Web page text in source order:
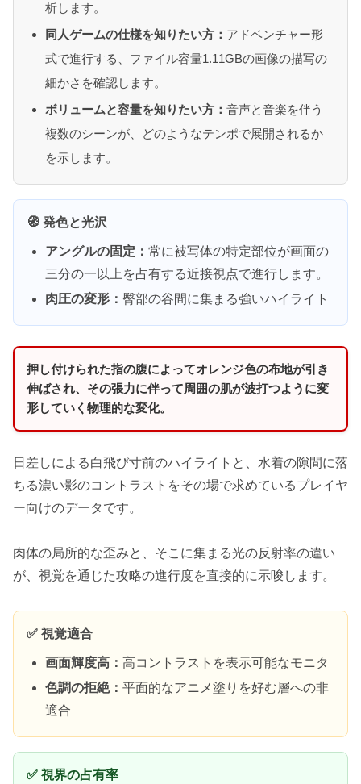
析します。
同人ゲームの仕様を知りたい方： アドベンチャー形
式で進行する、ファイル容量1.11GBの画像の描写の
細かさを確認します。
ボリュームと容量を知りたい方：音声と音楽を伴う
複数のシーンが、どのようなテンポで展開されるか
を示します。
🧭 発色と光沢
アングルの固定：常に被写体の特定部位が画面の
三分の一以上を占有する近接視点で進行します。
肉圧の変形：臀部の谷間に集まる強いハイライト
押し付けられた指の腹によってオレンジ色の布地が引き
伸ばされ、その張力に伴って周囲の肌が波打つように変
形していく物理的な変化。
日差しによる白飛び寸前のハイライトと、水着の隙間に落
ちる濃い影のコントラストをその場で求めているプレイヤ
ー向けのデータです。
肉体の局所的な歪みと、そこに集まる光の反射率の違い
が、視覚を通じた攻略の進行度を直接的に示唆します。
✅ 視覚適合
画面輝度高：高コントラストを表示可能なモニタ
色調の拒絶：平面的なアニメ塗りを好む層への非
適合
✅ 視界の占有率